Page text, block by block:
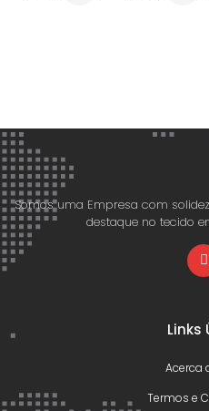
Somos uma Empresa com
destaque no tecido
Links
Acerca
Termos e